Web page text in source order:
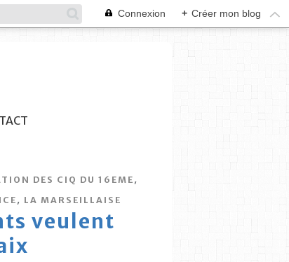
Connexion + Créer mon blog
DES CIQ DU 16EME,
, LA MARSEILLAISE
veulent